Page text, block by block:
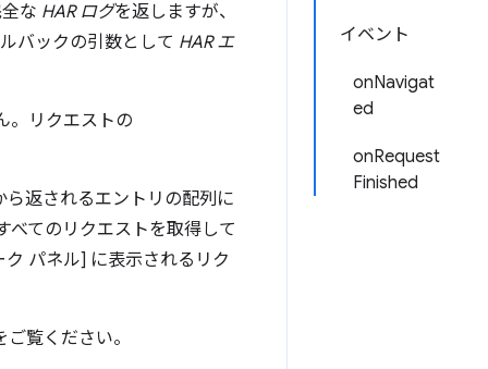
イベント
onNavigat
ed
onRequest
Finished
な HAR ログを返しますが、
バックの引数として HAR エ
。リクエストの
返されるエントリの配列に
べてのリクエストを取得して
パネル] に表示されるリク
ご覧ください。